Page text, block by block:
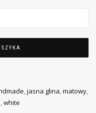
,jasna glina,matowy,
,white